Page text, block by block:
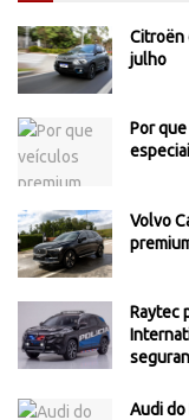
Citroën
julho
Por
Volvo
Raytec
Audi do